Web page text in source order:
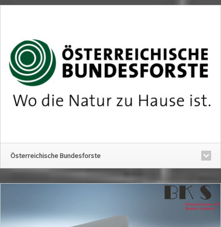
Österreichische Bundesforste